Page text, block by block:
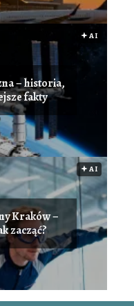
🟅 AI
– historia,
fakty
🟅 AI
Kraków –
zacząć?